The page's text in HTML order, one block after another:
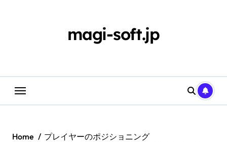
magi-soft.jp
Home
プレイヤーのポジショニング